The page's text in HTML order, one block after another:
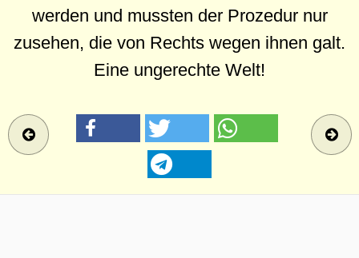
werden und mussten der Prozedur nur
zusehen, die von Rechts wegen ihnen galt.
Eine ungerechte Welt!